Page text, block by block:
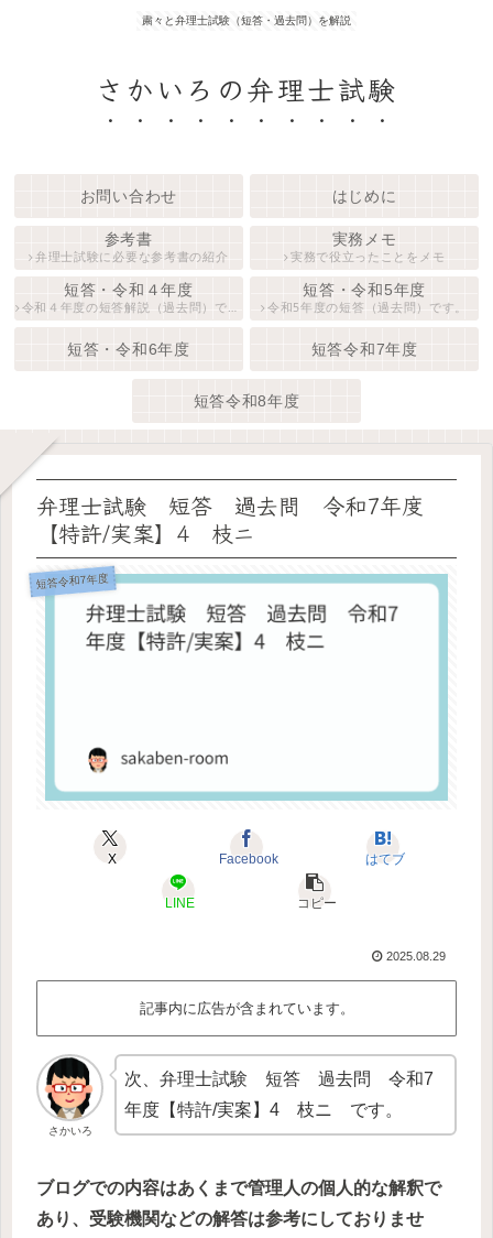
粛々と弁理士試験（短答・過去問）を解説
さかいろの弁理士試験
お問い合わせ はじめに
参考書
弁理士試験に必要な参考書の紹介
実務メモ
実務で役立ったことをメモ
短答・令和４年度
令和４年度の短答解説（過去問）です。
短答・令和5年度
令和5年度の短答（過去問）です。
短答・令和6年度 短答令和7年度
短答令和8年度
弁理士試験 短答 過去問 令和7年度
【特許/実案】4 枝ニ
短答令和7年度
X Facebook はてブ
LINE コピー
2025.08.29
記事内に広告が含まれています。
さかいろ
次、弁理士試験 短答 過去問 令和7
年度【特許/実案】4 枝ニ です。
ブログでの内容はあくまで管理人の個人的な解釈で
あり、受験機関などの解答は参考にしておりませ